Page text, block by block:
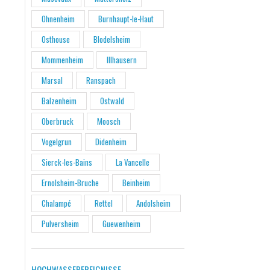
Ohnenheim
Burnhaupt-le-Haut
Osthouse
Blodelsheim
Mommenheim
Illhausern
Marsal
Ranspach
Balzenheim
Ostwald
Oberbruck
Moosch
Vogelgrun
Didenheim
Sierck-les-Bains
La Vancelle
Ernolsheim-Bruche
Beinheim
Chalampé
Rettel
Andolsheim
Pulversheim
Guewenheim